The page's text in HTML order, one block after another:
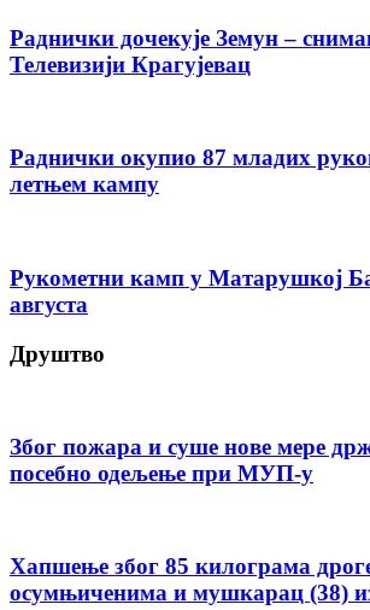
Раднички дочекује Земун –
Телевизији Крагујевац
Раднички окупио 87 младих
летњем кампу
Рукометни камп у Матарушкој
августа
Друштво
Због пожара и суше нове мере
посебно одељење при МУП-у
Хапшење због 85 килограма
осумњиченима и мушкарац (38)